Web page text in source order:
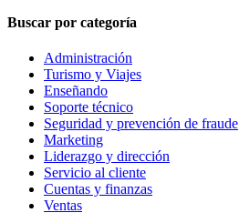
Buscar por categoría
Administración
Turismo y Viajes
Enseñando
Soporte técnico
Seguridad y prevención de fraude
Marketing
Liderazgo y dirección
Servicio al cliente
Cuentas y finanzas
Ventas